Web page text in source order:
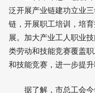
泛开展产业链建功立业
链，开展职工培训，培
展。加大产业工人职业
类劳动和技能竞赛覆盖
和技能竞赛，进一步提升
据了解，市总工会今